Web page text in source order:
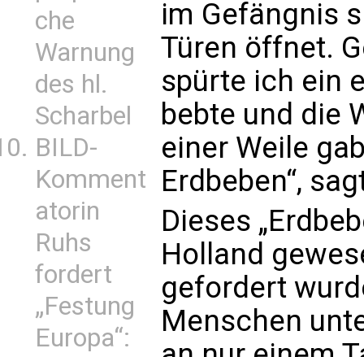
che
Warnung
des hl.
Scharbel
BILD-
Komment
atorin
Ruhs
fordert
„Festung
Europa“:
im Gefängnis
Türen öffnet.
spürte ich ein
bebte und die
einer Weile
Erdbeben“,
Dieses
Holland
gefordert
Menschen